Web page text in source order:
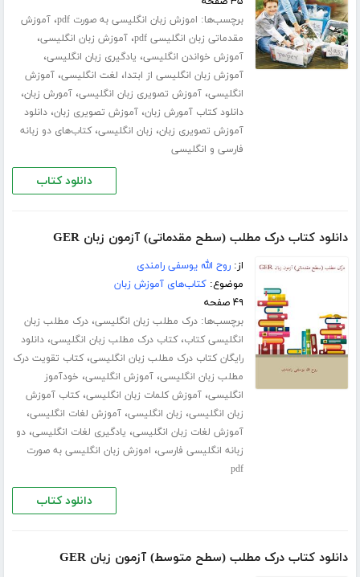
برچسب‌ها: اموزش زبان انگلیسی به صورت pdf ،آموزش
مقدماتی زبان انگلیسی pdf
،آموزش زبان انگلیسی،
آموزش خواندن انگلیسی، یادگیری زبان انگلیسی،
آموزش زبان انگلیسی از ابتدا، لغت انگلیسی،آموزش
انگلیسی،آموزش تصویری زبان انگلیسی،آمورش زبان،
دانلود کتاب آمورش زبان،آموزش تصویری زبان،دانلود
آموزش تصویری زبان، زبان انگلیسی،کتاب‌های دو زبانه
فارسی و انگلیسی
دانلود کتاب
دانلود کتاب درک مطلب (سطح مقدماتی) آزمون زبان GER
از:روح الله یوسفی رامندی
موضوع:کتاب‌های آموزش زبان
۴۹ صفحه
برچسب‌ها:درک مطلب زبان انگلیسی،درک مطلب زبان
انگلیسی کتاب،کتاب درک مطلب زبان انگلیسی،دانلود
رایگان کتاب درک مطلب زبان انگلیسی،کتاب تقویت درک
مطلب زبان انگلیسی،آموزش انگلیسی، خودآموز
انگلیسی،آموزش کلمات زبان انگلیسی،کتاب آموزش
زبان انگلیسی، زبان انگلیسی،آموزش لغات انگلیسی،
آموزش لغات زبان انگلیسی، یادگیری لغات انگلیسی،دو
زبانه انگلیسی فارسی، اموزش زبان انگلیسی به صورت
pdf
دانلود کتاب
دانلود کتاب درک مطلب (سطح متوسط) آزمون زبان GER